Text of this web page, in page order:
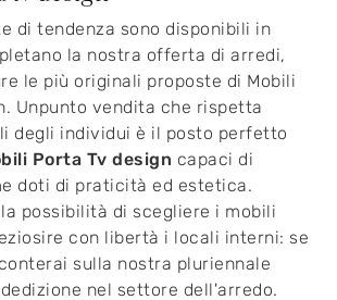
di tendenza sono disponibili in
la nostra offerta di arredi,
le più originali proposte di Mobili
Unpunto vendita che rispetta
degli individui è il posto perfetto
Porta Tv design capaci di
doti di praticità ed estetica.
possibilità di scegliere i mobili
con libertà i locali interni: se
sulla nostra pluriennale
nel settore dell'arredo.